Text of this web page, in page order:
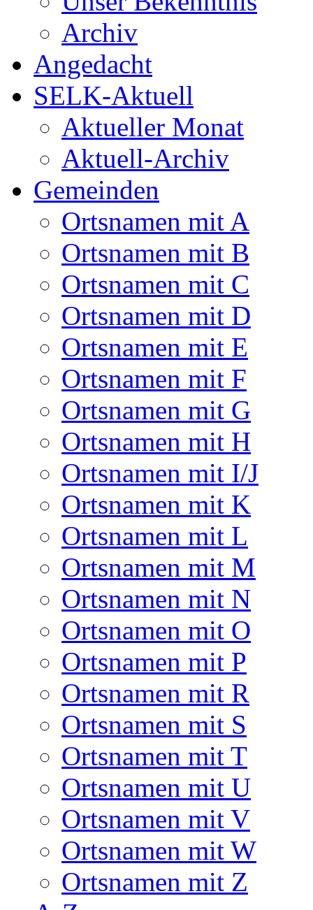
Archiv
Angedacht
SELK-Aktuell
Aktueller Monat
Aktuell-Archiv
Gemeinden
Ortsnamen mit A
Ortsnamen mit B
Ortsnamen mit C
Ortsnamen mit D
Ortsnamen mit E
Ortsnamen mit F
Ortsnamen mit G
Ortsnamen mit H
Ortsnamen mit I/J
Ortsnamen mit K
Ortsnamen mit L
Ortsnamen mit M
Ortsnamen mit N
Ortsnamen mit O
Ortsnamen mit P
Ortsnamen mit R
Ortsnamen mit S
Ortsnamen mit T
Ortsnamen mit U
Ortsnamen mit V
Ortsnamen mit W
Ortsnamen mit Z